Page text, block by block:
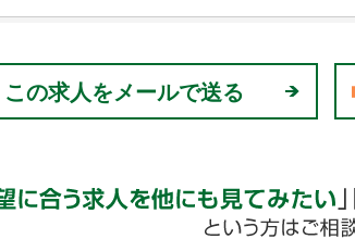
この求人をメールで送る